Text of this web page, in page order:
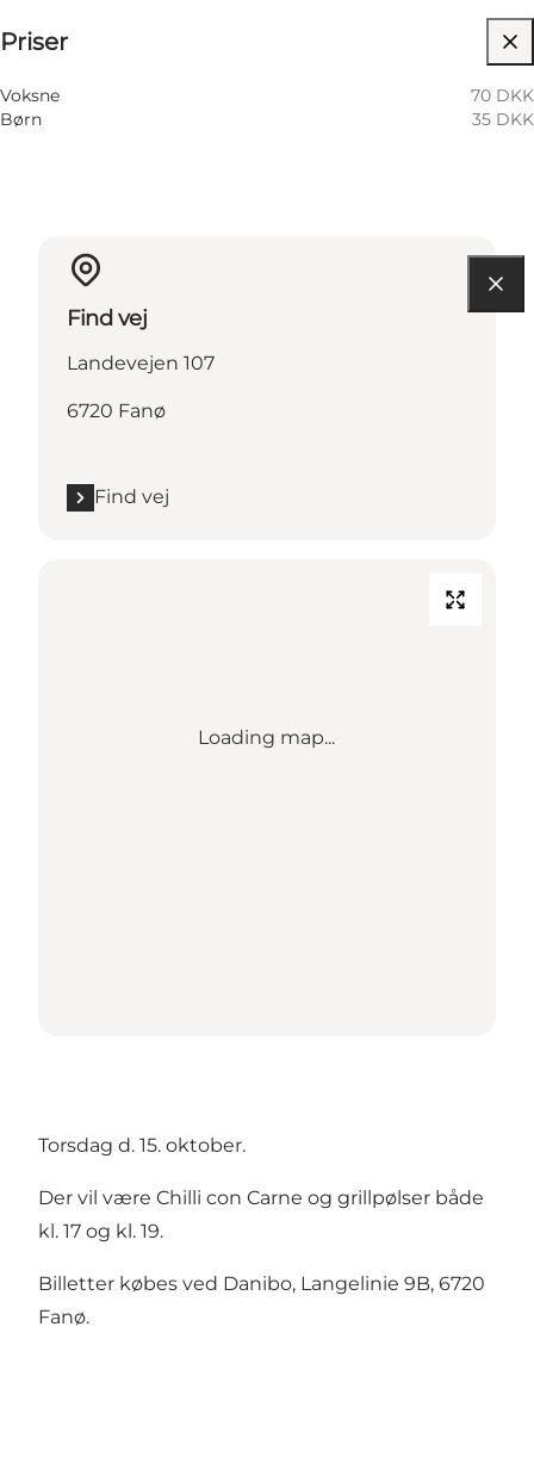
15 Oktober
05:00 PM–06:30 PM
07:00 PM–08:30 PM
Priser
Voksne
70 DKK
Børn
35 DKK
Find vej
Landevejen 107
6720 Fanø
Find vej
Loading map...
Torsdag d. 15. oktober.
Der vil være Chilli con Carne og grillpølser både
kl. 17 og kl. 19.
Billetter købes ved Danibo, Langelinie 9B, 6720
Fanø.